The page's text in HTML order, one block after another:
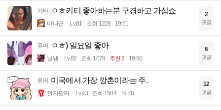
기타 ㅇㅎ키티 좋아하는분 구경하고 가십쇼
마나군 Lv.81 조회 1228 19:51
2
댓글
유머 ㅇㅎ) 일요일 좋아
닐냄 Lv.82 조회 1079 추천 2 19:50
6
댓글
유머 미국에서 가장 깡촌이라는 주.
전자팔찌 Lv.93 조회 1584 19:48
12
댓글